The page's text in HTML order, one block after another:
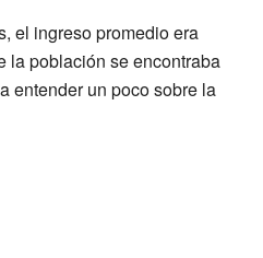
el ingreso promedio era
la población se encontraba
entender un poco sobre la